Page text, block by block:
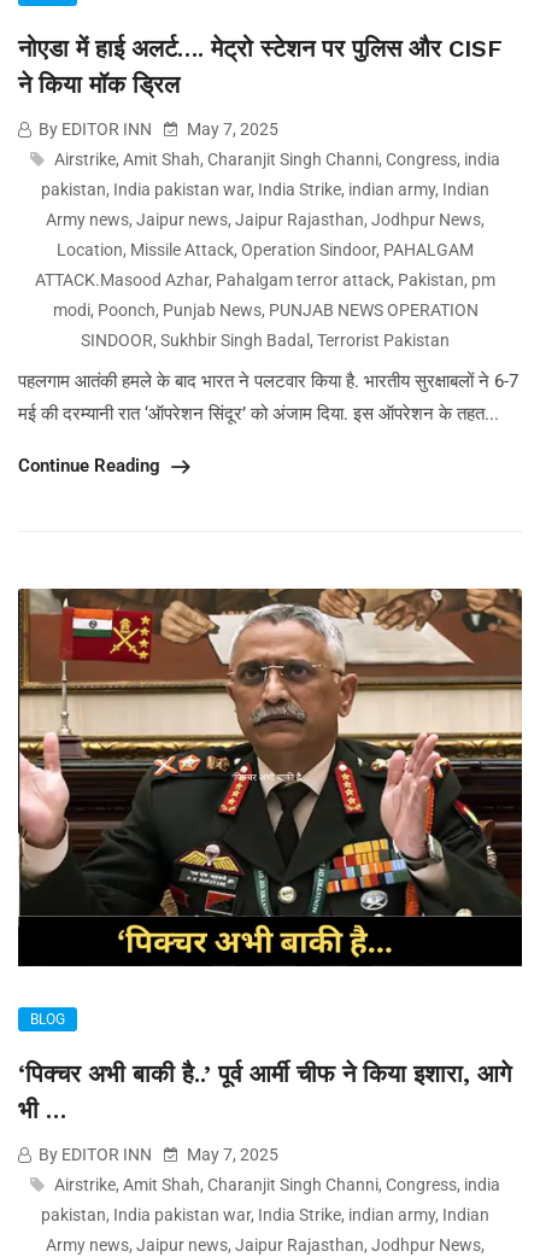
नोएडा में हाई अलर्ट…. मेट्रो स्टेशन पर पुलिस और CISF
ने किया मॉक ड्रिल
By EDITOR INN
May 7, 2025
Airstrike, Amit Shah, Charanjit Singh Channi, Congress, india
pakistan, India pakistan war, India Strike, indian army, Indian
Army news, Jaipur news, Jaipur Rajasthan, Jodhpur News,
Location, Missile Attack, Operation Sindoor, PAHALGAM
ATTACK.Masood Azhar, Pahalgam terror attack, Pakistan, pm
modi, Poonch, Punjab News, PUNJAB NEWS OPERATION
SINDOOR, Sukhbir Singh Badal , Terrorist Pakistan
पहलगाम आतंकी हमले के बाद भारत ने पलटवार किया है. भारतीय सुरक्षाबलों ने 6-7
मई की दरम्यानी रात ‘ऑपरेशन सिंदूर’ को अंजाम दिया. इस ऑपरेशन के तहत...
Continue Reading
BLOG
‘पिक्चर अभी बाकी है..’ पूर्व आर्मी चीफ ने किया इशारा, आगे
भी …
By EDITOR INN
May 7, 2025
Airstrike, Amit Shah, Charanjit Singh Channi, Congress, india
pakistan, India pakistan war, India Strike, indian army, Indian
Army news, Jaipur news, Jaipur Rajasthan, Jodhpur News,